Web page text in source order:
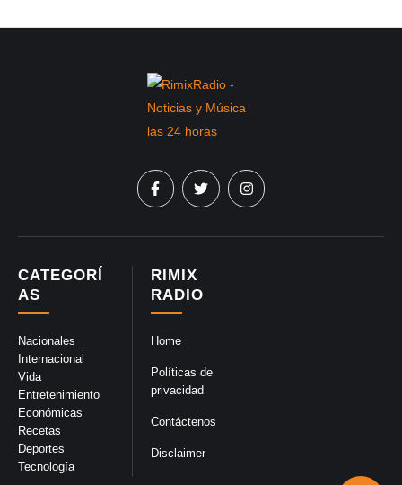
RIMIX
RADIO
Home
Políticas de
privacidad
Contáctenos
Disclaimer
CATEGORÍ
AS
Nacionales
Internacional
Vida
Entretenimiento
Económicas
Recetas
Deportes
Tecnología